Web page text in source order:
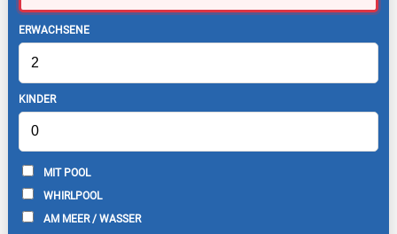
ERWACHSENE
KINDER
MIT POOL
WHIRLPOOL
AM MEER / WASSER